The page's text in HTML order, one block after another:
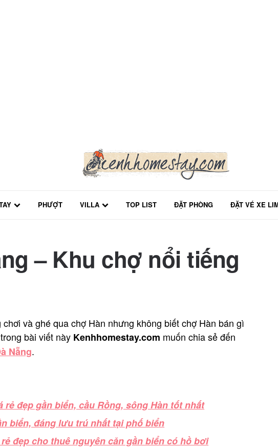
PHƯỢT VILLA TOP LIST ĐẶT PHÒNG ĐẶT VÉ XE
– Khu chợ nổi tiếng
và ghé qua chợ Hàn nhưng không biếtchợ Hàn bán gì
bài viết này Kenhhomestay.com muốn chia sẻ đến
Nẵng.
rẻ đẹp gần biển, cầu Rồng, sông Hàn tốt nhất
biển, đáng lưu trú nhất tại phố biển
đẹp cho thuê nguyên căn gần biển có hồ bơi